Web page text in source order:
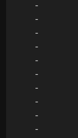
-
-
-
-
-
-
-
-
-
-